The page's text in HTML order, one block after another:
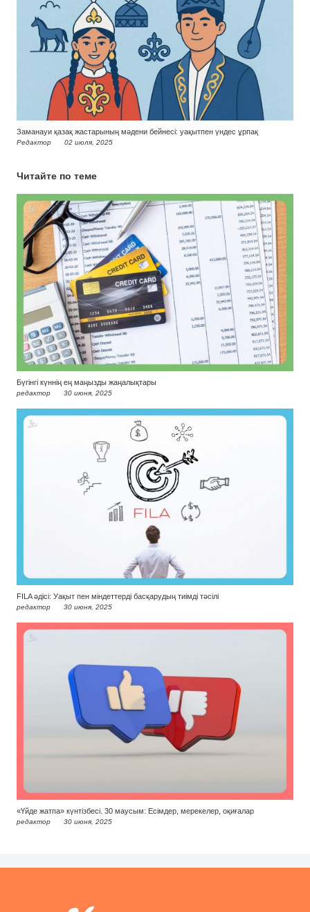
Заманауи қазақ жастарының мәдени бейнесі: уақытпен үндес ұрпақ
Редактор 02 июля, 2025
Читайте по теме
Бүгінгі күннің ең маңызды жаңалықтары
редактор 30 июня, 2025
FILA әдісі: Уақыт пен міндеттерді басқарудың тиімді тәсілі
редактор 30 июня, 2025
«Үйде жатпа» күнтізбесі. 30 маусым: Есімдер, мерекелер, оқиғалар
редактор 30 июня, 2025